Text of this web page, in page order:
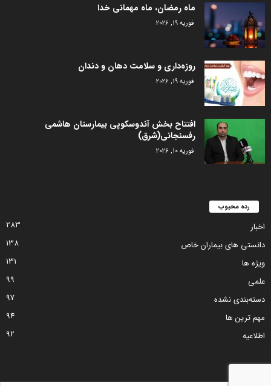
ماه رمضان، ماه مهمانی خدا
فوریه 19, 2026
روزه‌داری و سلامت دهان و دندان
فوریه 19, 2026
افتتاح بخش آندوسکوپی بیمارستان هاشمی
رفسنجانی(شرق)
فوریه 10, 2026
رده محبوب
اخبار
283
دانستی های بیماران خاص
138
ویژه ها
131
علمی
99
دسته‌بندی نشده
97
مهم ترین ها
94
اطلاعیه
92